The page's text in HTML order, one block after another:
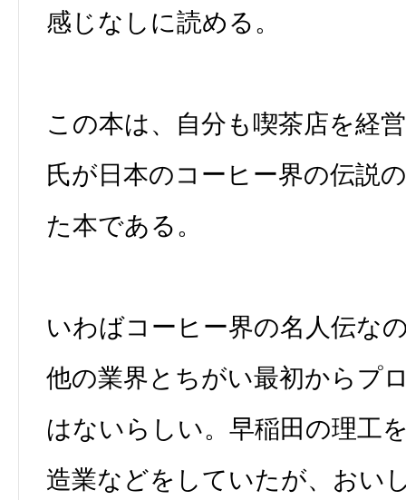
感じなしに読める。
この本は、自分も喫茶店を経
氏が日本のコーヒー界の伝説
た本である。
いわばコーヒー界の名人伝な
他の業界とちがい最初からプ
はないらしい。早稲田の理工
造業などをしていたが、おい